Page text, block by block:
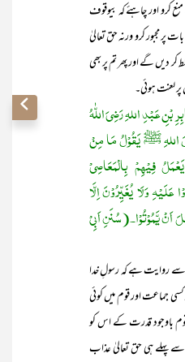
کرو اور چاہئے کہ بیوقوف
پر مجبور کرو ورنہ حق تعالیٰ
دیں گے اور پھر تم پر بھی
پر لعنت ہوئی۔
رَضِیَ اللّٰہُ
ﷺ یَقُوْلُ مَا مِنْ
فِیْھِمْ بِالْمَعَاصِیْ
وَلَا یُغَیِّرُوْنَ اِلَّا
اَنْ یَّمُوْتُوْا۔(سُنَنِ اَبِیْ
ہے کہ رسولِ خدا
جماعت اور قوم میں کوئی
باوجود قدرت کے اس کو
پہلے ہی حق تعالیٰ عذاب